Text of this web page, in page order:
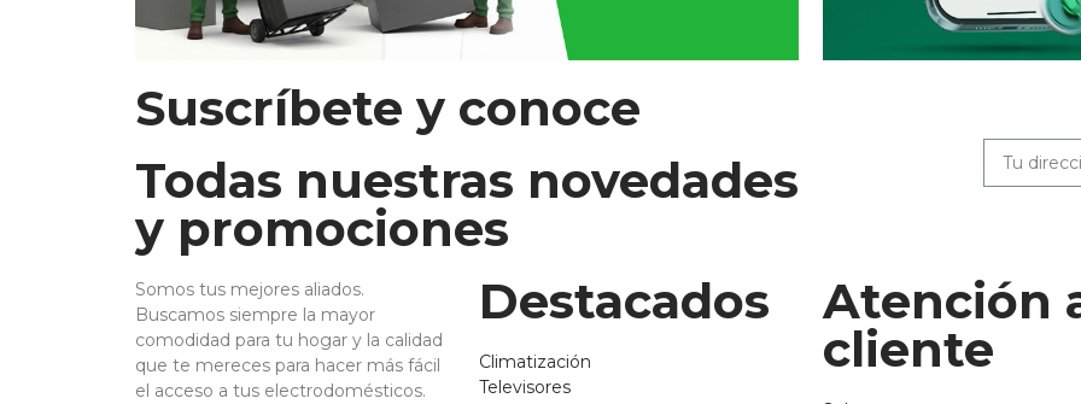
Suscríbete y conoce
Todas nuestras novedades
y promociones
Somos tus mejores aliados.
Buscamos siempre la mayor
comodidad para tu hogar y la calidad
que te mereces para hacer más fácil
el acceso a tus electrodomésticos.
Destacados
Climatización
Televisores
Atención
cliente